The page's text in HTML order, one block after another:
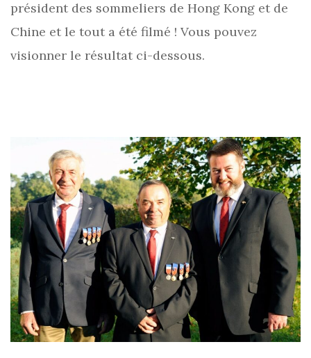
président des sommeliers de Hong Kong et de
Chine et le tout a été filmé ! Vous pouvez
visionner le résultat ci-dessous.